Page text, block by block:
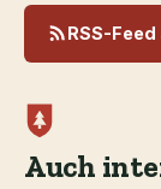
RSS-
Auch